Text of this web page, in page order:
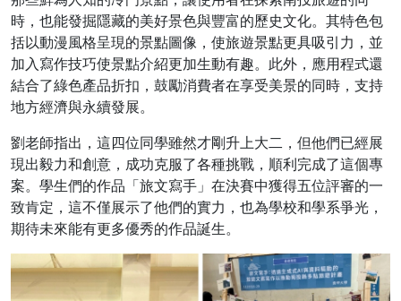
時，也能發掘隱藏的美好景色與豐富的歷史文化。其特色包
括以動漫風格呈現的景點圖像，使旅遊景點更具吸引力，並
加入寫作技巧使景點介紹更加生動有趣。此外，應用程式還
結合了綠色產品折扣，鼓勵消費者在享受美景的同時，支持
地方經濟與永續發展。
劉老師指出，這四位同學雖然才剛升上大二，但他們已經展
現出毅力和創意，成功克服了各種挑戰，順利完成了這個專
案。學生們的作品「旅文寫手」在決賽中獲得五位評審的一
致肯定，這不僅展示了他們的實力，也為學校和學系爭光，
期待未來能有更多優秀的作品誕生。